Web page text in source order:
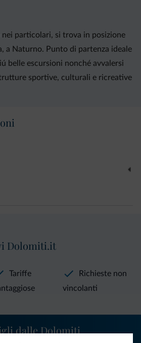
nei particolari, si trova in posizione
a Naturno. Punto di partenza ideale
belle escursioni nonché avvalersi
sportive, culturali e ricreative
Dolomiti.it
Tariffe
Richieste non
vincolanti
dalle Dolomiti